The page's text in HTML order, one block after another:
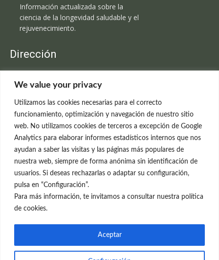
We value your privacy
Utilizamos las cookies necesarias para el correcto
funcionamiento, optimización y navegación de nuestro sitio
web. No utilizamos cookies de terceros a excepción de Google
Analytics para elaborar informes estadísticos internos que nos
ayudan a saber las visitas y las páginas más populares de
nuestra web, siempre de forma anónima sin identificación de
usuarios. Si deseas rechazarlas o adaptar su configuración,
pulsa en “Configuración”.
Para más información, te invitamos a consultar nuestra política
de cookies.
Aceptar
Información actualizada sobre la
ciencia de la longevidad saludable y el
rejuvenecimiento.
Dirección
C/Claudio Coello, 19 - 1º
699 595 619
rejuvenecimiento@clinicaneleva.com
Información Legal
Política de Privacidad
Política de Cookies